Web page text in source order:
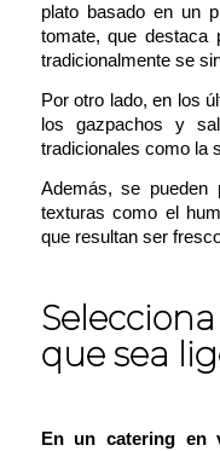
plato basado en un
tomate, que
tradicionalmente se
Por otro lado, en los
los gazpachos y
tradicionales como la
Además, se
texturas como el
que resultan ser
que sea
En un catering en